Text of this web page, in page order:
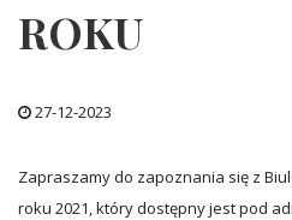
ROKU
27-12-2023
Zapraszamy do zapoznania się z
roku 2021, który dostępny jest pod